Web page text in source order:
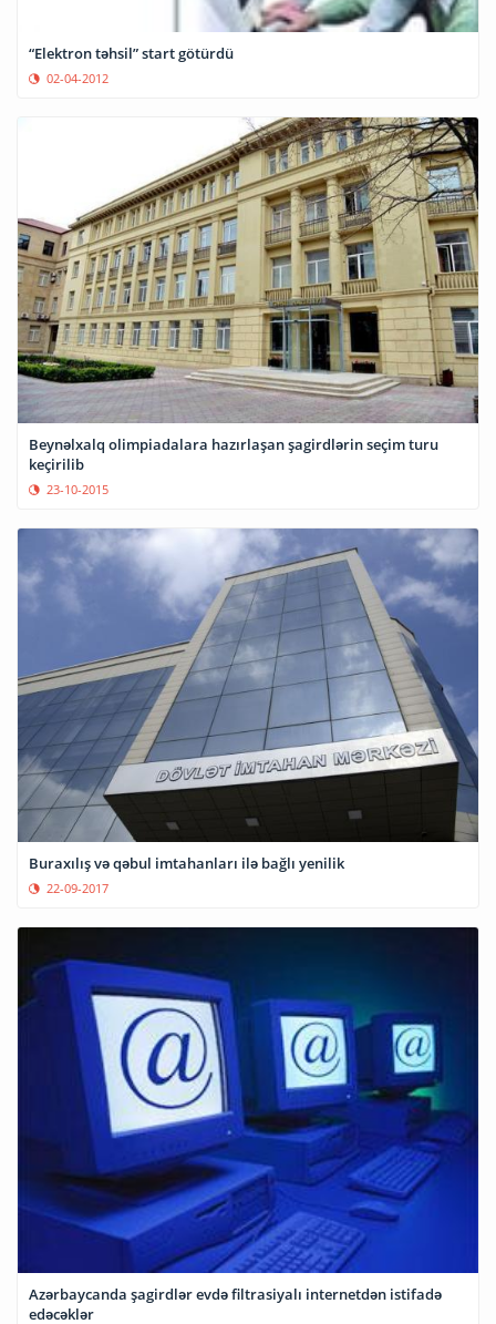
“Elektron təhsil” start götürdü
02-04-2012
Beynəlxalq olimpiadalara hazırlaşan şagirdlərin seçim turu
keçirilib
23-10-2015
Buraxılış və qəbul imtahanları ilə bağlı yenilik
22-09-2017
Azərbaycanda şagirdlər evdə filtrasiyalı internetdən istifadə
edəcəklər